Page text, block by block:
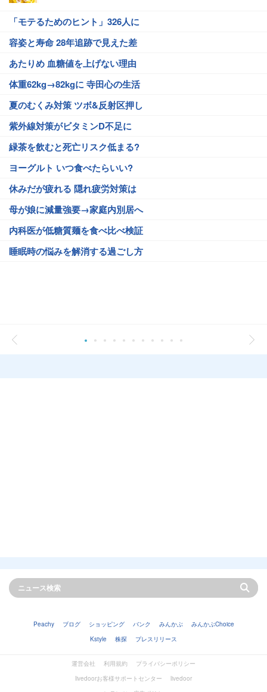
「モテるためのヒント」326人に
容姿と寿命 28年追跡で見えた差
あたりめ 血糖値を上げない理由
体重62kg→82kgに 寺田心の生活
夏のむくみ対策 ツボ&反射区押し
紫外線対策がビタミンD不足に
緑茶を飲むと死亡リスク低まる?
ヨーグルト いつ食べたらいい?
休みだが疲れる 隠れ疲労対策は
母が娘に減量強要→家庭内別居へ
内科医が低糖質麺を食べ比べ検証
睡眠時の悩みを解消する過ごし方
Peachy ブログ ショッピング バンク みんかぶ
みんかぶChoice
Kstyle
株探 プレスリリース
運営会社 利用規約
プライバシーポリシー
livedoorお客様サポートセンター
livedoor